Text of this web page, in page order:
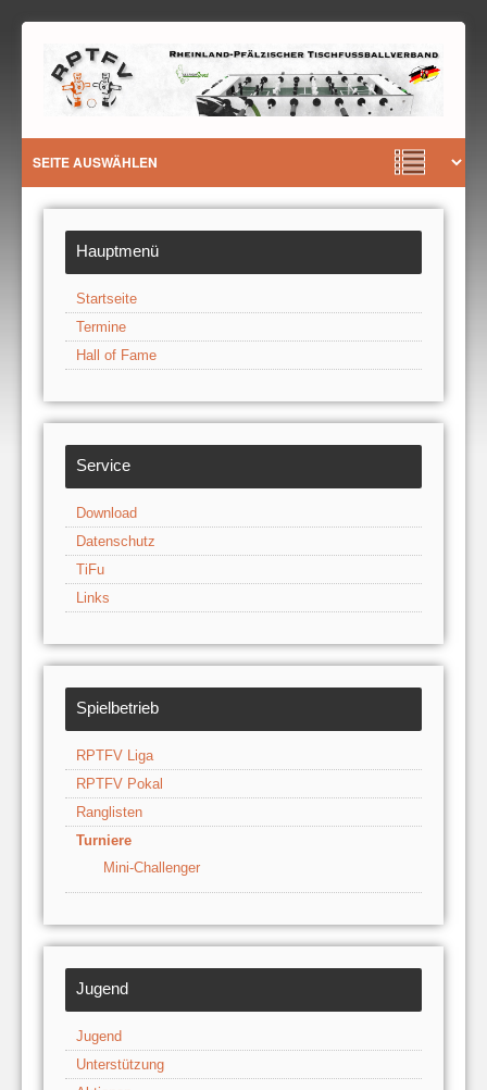
Hauptmenü
Startseite
Termine
Hall of Fame
Service
Download
Datenschutz
TiFu
Links
Spielbetrieb
RPTFV Liga
RPTFV Pokal
Ranglisten
Turniere
Mini-Challenger
Jugend
Jugend
Unterstützung